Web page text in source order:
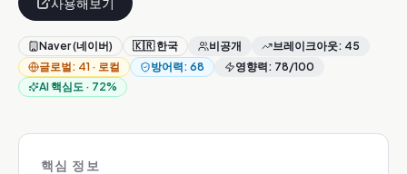
Naver (네이버) 🇰🇷 한국 비공개 브레이크아웃: 45
글로벌: 41 · 로컬 방어력: 68 영향력: 78/100
AI 핵심도 · 72%
핵심 정보